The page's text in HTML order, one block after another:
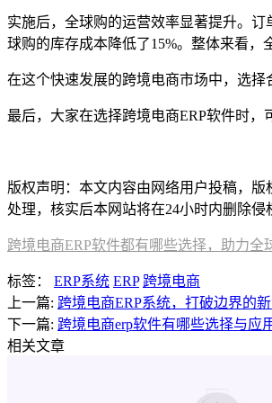
实施后，全球购的运营效率显著提升。
球购的库存成本降低了15%。整体来看
在这个快速发展的跨境电商市场中，选
最后，大家在选择跨境电商ERP软件时
版权声明：本文内容由网络用户投稿，版
处理，核实后本网站将在24小时内删除侵
跨境电商ERP软件都有哪些选择，助力全
标签： ERP系统 ERP 跨境电商
上一篇: 跨境电商ERP系统，打破边界的
下一篇: 跨境电商erp软件有哪些选择与应
相关文章